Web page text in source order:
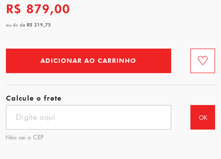
R$ 879,00
ou4x de R$ 219,75
ADICIONAR AO CARRINHO
Calcule o frete
OK
Não sei o CEP